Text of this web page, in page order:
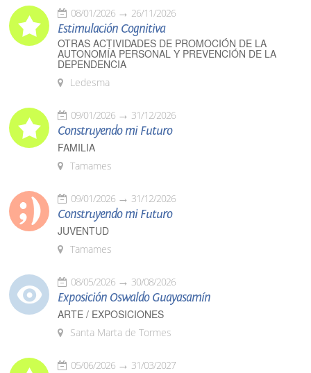
08/01/2026 26/11/2026
Estimulación Cognitiva
OTRAS ACTIVIDADES DE PROMOCIÓN DE LA
AUTONOMÍA PERSONAL Y PREVENCIÓN DE LA
DEPENDENCIA
Ledesma
09/01/2026 31/12/2026
Construyendo mi Futuro
FAMILIA
Tamames
09/01/2026 31/12/2026
Construyendo mi Futuro
JUVENTUD
Tamames
08/05/2026 30/08/2026
Exposición Oswaldo Guayasamín
ARTE / EXPOSICIONES
Santa Marta de Tormes
05/06/2026 31/03/2027